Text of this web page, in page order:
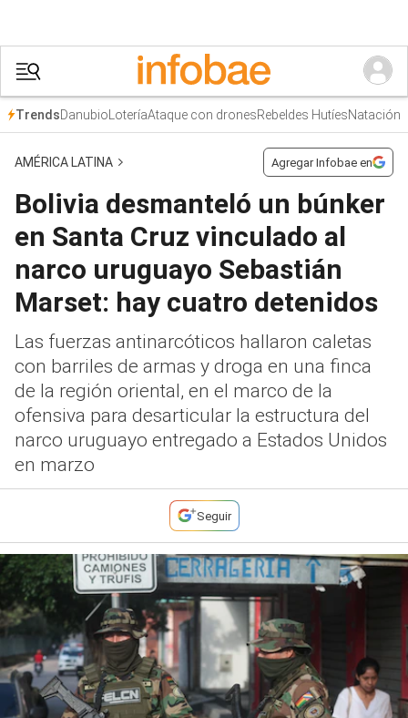
TrendsDanubioLoteríaAtaque con dronesRebeldes HutíesNatación
AMÉRICA LATINA Agregar Infobae en
Bolivia desmanteló un búnker
en Santa Cruz vinculado al
narco uruguayo Sebastián
Marset: hay cuatro detenidos
Las fuerzas antinarcóticos hallaron caletas
con barriles de armas y droga en una finca
de la región oriental, en el marco de la
ofensiva para desarticular la estructura del
narco uruguayo entregado a Estados Unidos
en marzo
Seguir